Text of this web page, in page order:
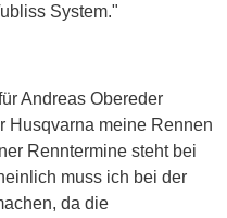
System."
Andreas Obereder
Husqvarna meine Rennen
Renntermine steht bei
muss ich bei der
da die